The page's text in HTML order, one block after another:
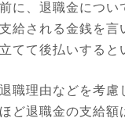
に、退職金につ
給される金銭を
てて後払いすると
職理由などを考
ど退職金の支給